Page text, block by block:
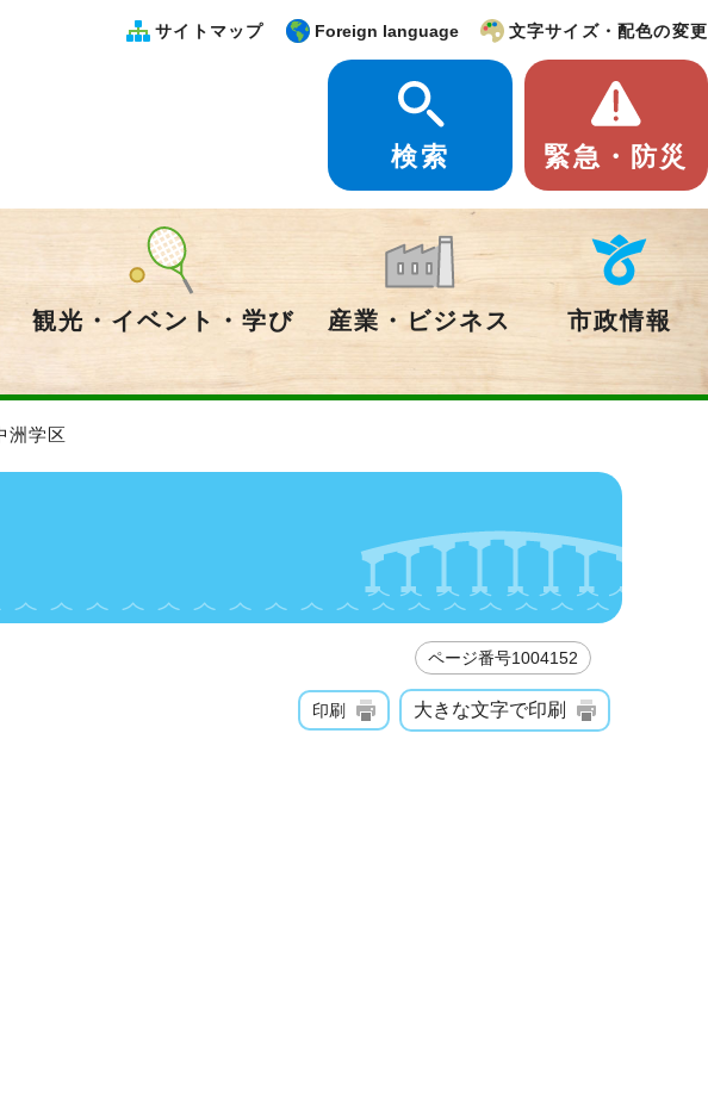
サイトマップ Foreign language 文字サイズ・配色の変更
検索 緊急・防災
観光・イベント・学び 産業・ビジネス 市政情報
洲学区
ページ番号1004152
印刷 大きな文字で印刷